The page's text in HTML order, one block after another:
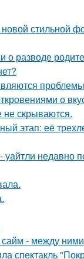
стильной
о разводе
о
не скрываются.
этап: её
уайтли
- между ними
спектакль